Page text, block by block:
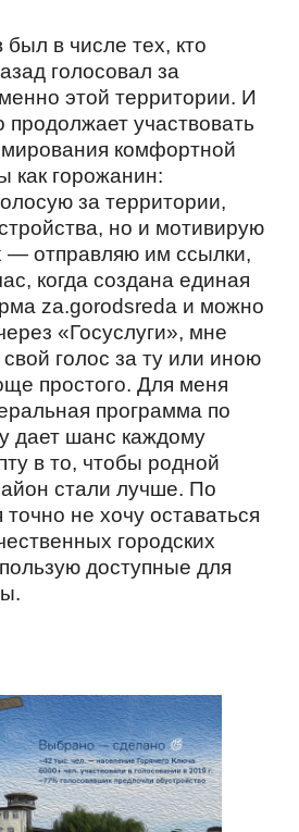
в числе тех, кто
голосовал за
этой территории. И
продолжает участвовать
комфортной
как горожанин:
за территории,
но и мотивирую
— отправляю им ссылки,
когда создана единая
za.gorodsreda и можно
«Госуслуги», мне
свой голос за ту или иною
простого. Для меня
программа по
дает шанс каждому
в то, чтобы родной
стали лучше. По
не хочу оставаться
городских
доступные для